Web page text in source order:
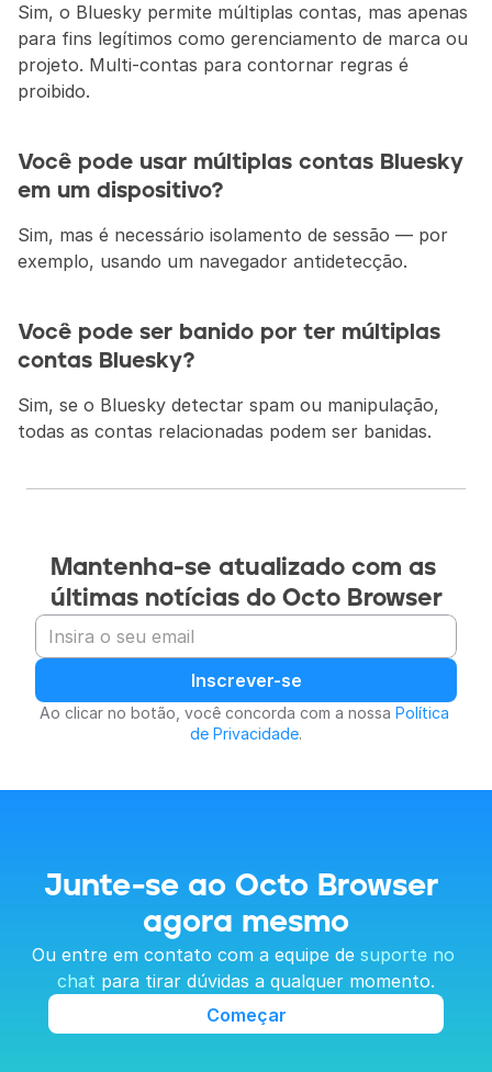
Sim, o Bluesky permite múltiplas contas, mas apenas
para fins legítimos como gerenciamento de marca ou
projeto. Multi-contas para contornar regras é
proibido.
Você pode usar múltiplas contas Bluesky
em um dispositivo?
Sim, mas é necessário isolamento de sessão — por
exemplo, usando um navegador antidetecção.
Você pode ser banido por ter múltiplas
contas Bluesky?
Sim, se o Bluesky detectar spam ou manipulação,
todas as contas relacionadas podem ser banidas.
Mantenha-se atualizado com as
últimas notícias do Octo Browser
Inscrever-se
Ao clicar no botão, você concorda com a nossa Política
de Privacidade.
Junte-se ao Octo Browser
agora mesmo
Ou entre em contato com a equipe de suporte no
chat para tirar dúvidas a qualquer momento.
Começar